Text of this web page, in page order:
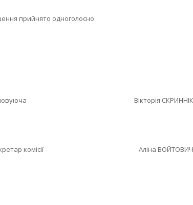
прийнято одноголосно
Вікторія СКРИННІК
комісії Аліна ВОЙТОВИЧ